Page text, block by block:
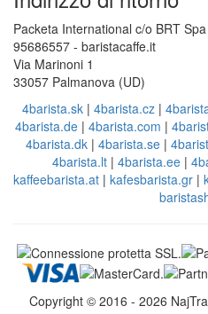
Packeta International c/o BRT Spa
95686557 - baristacaffe.it
Via Marinoni 1
33057 Palmanova (UD)
4barista.sk| 4barista.cz|
4barista.de | 4barista.com |
4barista.dk | 4barista.se |
4barista.lt | 4barista.ee |
kaffeebarista.at | kafesbarista.gr |
Copyright © 2016 - 2026